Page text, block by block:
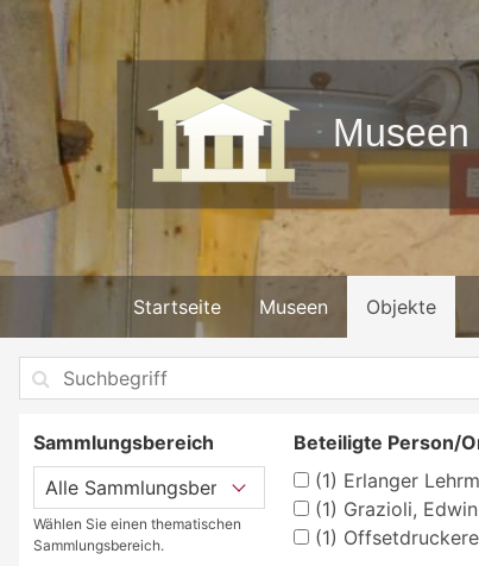
Startseite Museen Objekte
Sammlungsbereich
Wählen Sie einen thematischen
Sammlungsbereich.
(1) Erlanger Lehrmittelverlag G.
(1) Grazioli, Edwin
(1) Offsetdruckerei Fricke & Co.,